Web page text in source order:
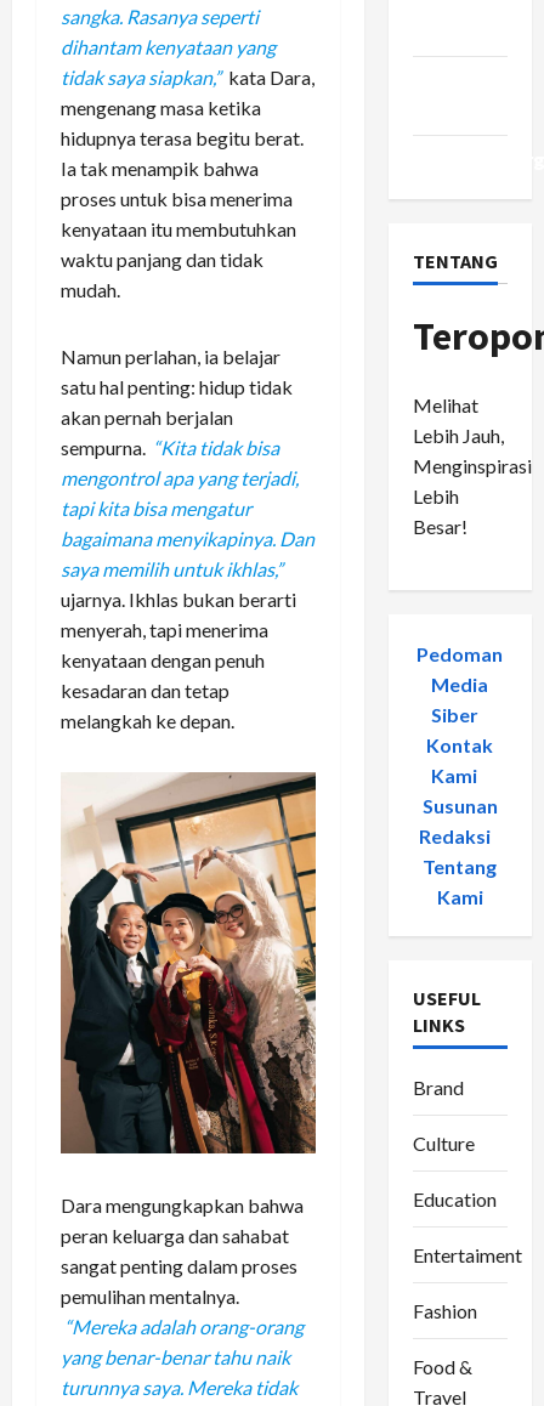
sangka. Rasanya seperti
dihantam kenyataan yang
tidak saya siapkan,” kata Dara,
mengenang masa ketika
hidupnya terasa begitu berat.
Ia tak menampik bahwa
proses untuk bisa menerima
kenyataan itu membutuhkan
waktu panjang dan tidak
mudah.
Namun perlahan, ia belajar
satu hal penting: hidup tidak
akan pernah berjalan
sempurna. “Kita tidak bisa
mengontrol apa yang terjadi,
tapi kita bisa mengatur
bagaimana menyikapinya. Dan
saya memilih untuk ikhlas,”
ujarnya. Ikhlas bukan berarti
menyerah, tapi menerima
kenyataan dengan penuh
kesadaran dan tetap
melangkah ke depan.
Dara mengungkapkan bahwa
peran keluarga dan sahabat
sangat penting dalam proses
pemulihan mentalnya.
“Mereka adalah orang-orang
yang benar-benar tahu naik
turunnya saya. Mereka tidak
TENTANG
Melihat
Lebih Jauh,
Menginspirasi
Lebih
Besar!
Pedoman
Media
Siber-
Kontak
Kami
Susunan
Redaksi-
Tentang
Kami
USEFUL
LINKS
Brand
Culture
Education
Entertaiment
Fashion
Food &
Travel